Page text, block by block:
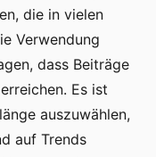
die in vielen
Verwendung
dass Beiträge
Es ist
auszuwählen,
auf Trends